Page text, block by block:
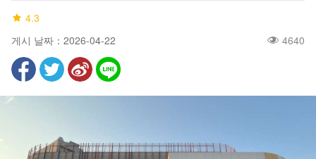
4.3
게시 날짜：2026-04-22
4640